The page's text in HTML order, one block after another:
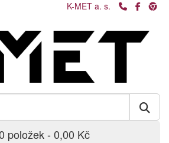
K-MET a. s.
položek - 0,00 Kč